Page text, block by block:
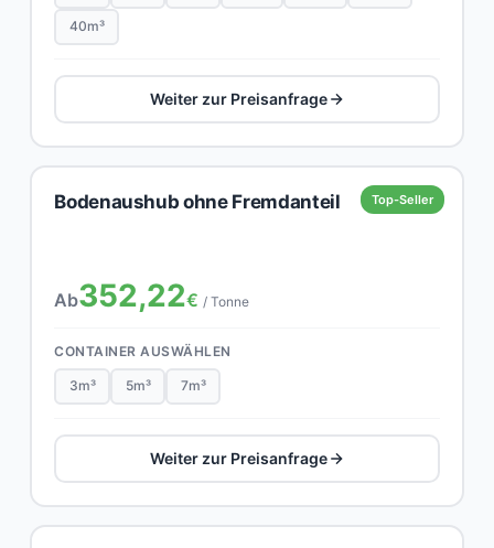
40m³
Weiter zur Preisanfrage
Top-Seller
Bodenaushub ohne Fremdanteil
Ab352,22€ / Tonne
CONTAINER AUSWÄHLEN
3m³ 5m³ 7m³
Weiter zur Preisanfrage